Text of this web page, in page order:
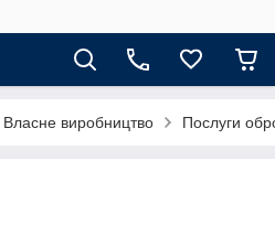
Власне виробництво Послуги